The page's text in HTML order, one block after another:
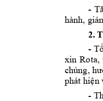
-
hành,
2. T
-
xin Rota,
chủng,
phát hiện
-